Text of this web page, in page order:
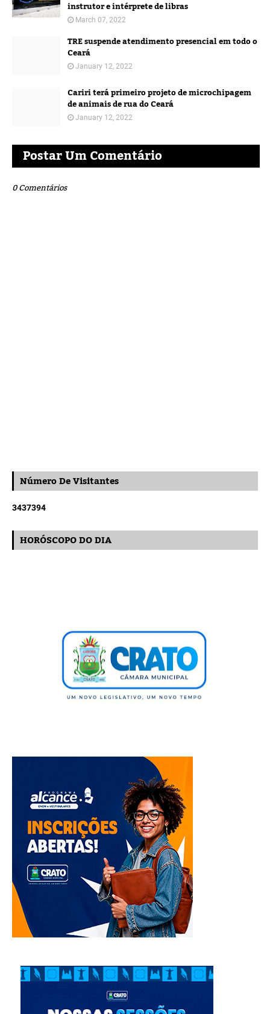
instrutor e intérprete de libras
March 07, 2022
TRE suspende atendimento presencial em todo o
Ceará
January 12, 2022
Cariri terá primeiro projeto de microchipagem
de animais de rua do Ceará
January 12, 2022
Postar Um Comentário
0 Comentários
Número De Visitantes
3437394
HORÓSCOPO DO DIA